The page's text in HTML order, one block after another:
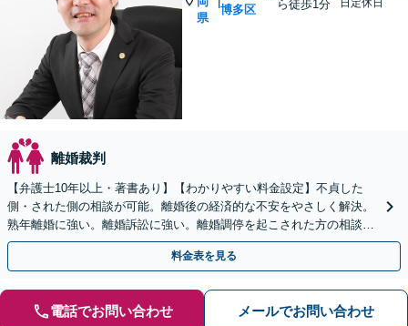
県
博多区
ら徒歩1分
離婚裁判
【弁護士10年以上・著書あり】【わかりやすい料金設定】不貞した
側・された側の相談が可能。離婚後の経済的な不安をやさしく解決。
熟年離婚に強い。離婚訴訟に強い。離婚調停を起こされた方の相談に
も対応しています。
料金表を見る
電話でお問い合わせ メールでお問い合わせ